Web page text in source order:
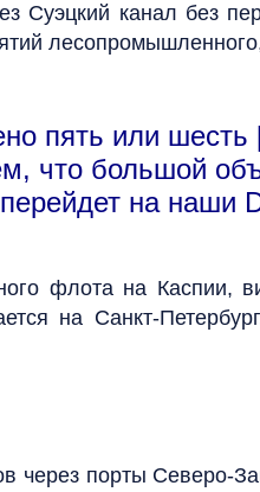
Суэцкий канал без
пять или
что большой
на наши
флота на Каспии,
на Санкт-
через порты Северо-